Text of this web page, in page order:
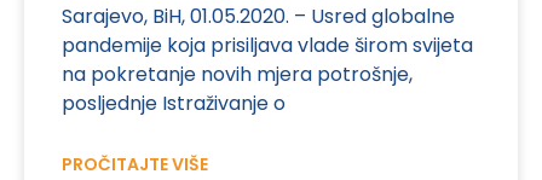
Sarajevo, BiH, 01.05.2020. – Usred globalne
pandemije koja prisiljava vlade širom svijeta
na pokretanje novih mjera potrošnje,
posljednje Istraživanje o
PROČITAJTE VIŠE